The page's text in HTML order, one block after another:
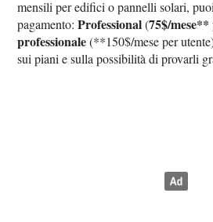
mensili per edifici o pannelli solari,
pagamento:Professional(75$/
professionale(**150$/mese per
sui piani e sulla possibilità di provarli